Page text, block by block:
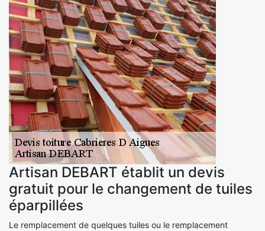
Artisan DEBART établit un devis
gratuit pour le changement de tuiles
éparpillées
Le remplacement de quelques tuiles ou le remplacement